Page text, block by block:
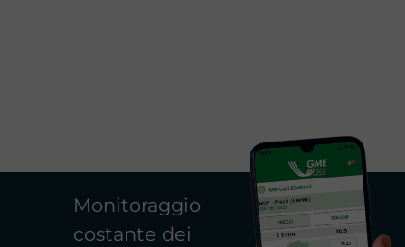
Monitoraggio
costante dei